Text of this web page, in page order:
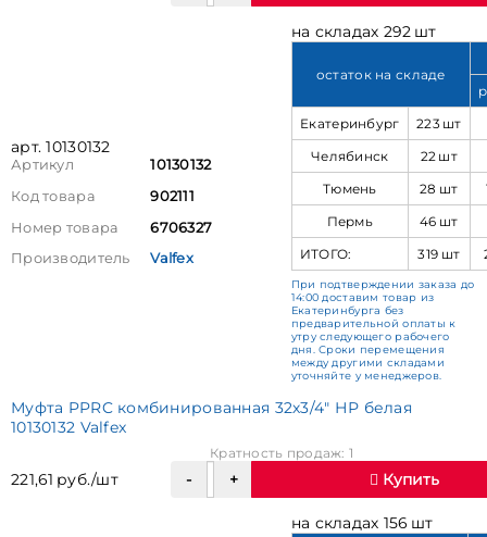
арт. 10130132
Артикул
10130132
Код товара
902111
Номер товара
6706327
Производитель
Valfex
на складах 292 шт
остаток на складе
Екатеринбург
223 шт
Челябинск
22 шт
Тюмень
28 шт
Пермь
46 шт
ИТОГО:
319 шт
При подтверждении заказа до
14:00 доставим товар из
Екатеринбурга без
предварительной оплаты к
утру следующего рабочего
дня. Сроки перемещения
между другими складами
уточняйте у менеджеров.
Муфта PPRC комбинированная 32х3/4" НР белая
10130132 Valfex
221,61 руб./шт
Кратность продаж: 1
Купить
на складах 156 шт